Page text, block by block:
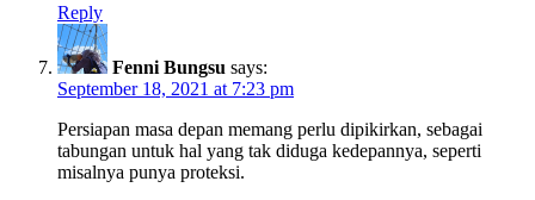
Reply
Fenni Bungsu says:
September 18, 2021 at 7:23 pm
Persiapan masa depan memang perlu dipikirkan, sebagai
tabungan untuk hal yang tak diduga kedepannya, seperti
misalnya punya proteksi.